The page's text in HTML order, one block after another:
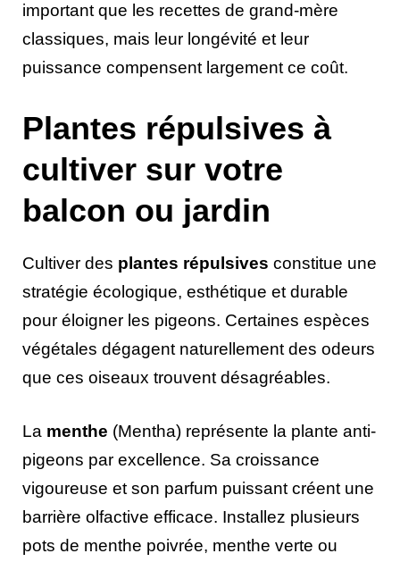
important que les recettes de grand-mère
classiques, mais leur longévité et leur
puissance compensent largement ce coût.
Plantes répulsives à
cultiver sur votre
balcon ou jardin
Cultiver des plantes répulsives constitue une
stratégie écologique, esthétique et durable
pour éloigner les pigeons. Certaines espèces
végétales dégagent naturellement des odeurs
que ces oiseaux trouvent désagréables.
La menthe (Mentha) représente la plante anti-
pigeons par excellence. Sa croissance
vigoureuse et son parfum puissant créent une
barrière olfactive efficace. Installez plusieurs
pots de menthe poivrée, menthe verte ou